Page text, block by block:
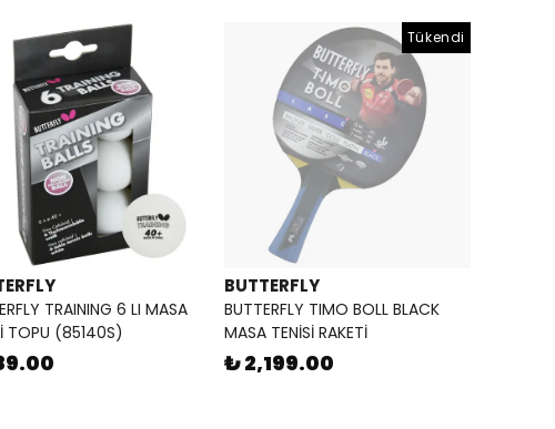
TRAINING 6 LI MASA
TOPU (85140S)
Tükendi
BUTTERFLY
BUTTERFLY TIMO BOLL BLACK
MASA TENİSİ RAKETİ
₺ 2,199.00